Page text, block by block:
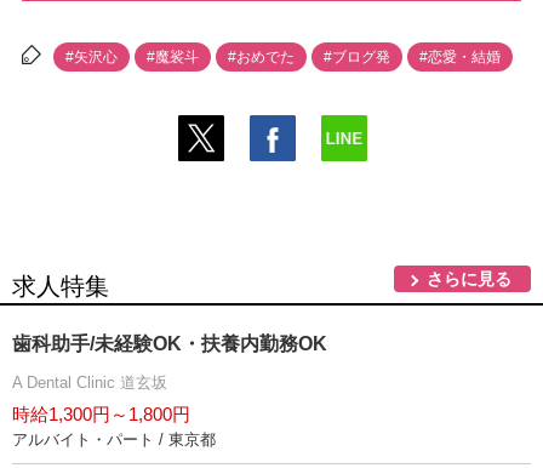
#矢沢心 #魔裟斗 #おめでた #ブログ発 #恋愛・結婚
求人特集 さらに見る
歯科助手/未経験OK・扶養内勤務OK
A Dental Clinic 道玄坂
時給1,300円～1,800円
アルバイト・パート / 東京都